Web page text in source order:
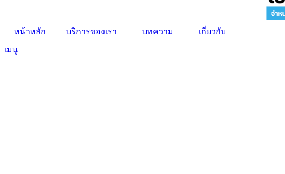
หน้าหลัก บริการของเรา บทความ เกี่ยวกับ
เมนู